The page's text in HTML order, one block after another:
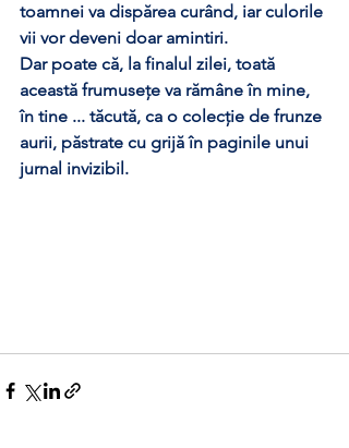
toamnei va dispărea curând, iar culorile
vii vor deveni doar amintiri.
Dar poate că, la finalul zilei, toată
această frumusețe va rămâne în mine,
în tine ... tăcută, ca o colecție de frunze
aurii, păstrate cu grijă în paginile unui
jurnal invizibil.